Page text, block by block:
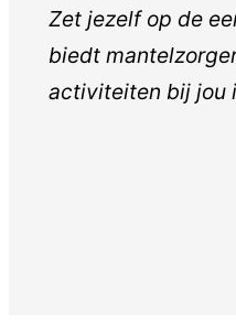
Zet jezelf op de
biedt
activiteiten bij jou